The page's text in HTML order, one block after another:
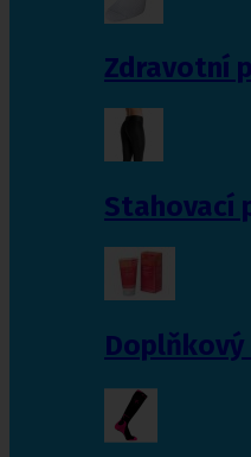
Zdravotní
Stahovací